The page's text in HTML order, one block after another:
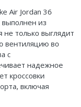
Air Jordan 36
выполнен из
не только выглядит
вентиляцию во
с
надежное
кроссовки
включая